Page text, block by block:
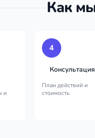
Как
и
4
Консультация
План действий и
стоимость